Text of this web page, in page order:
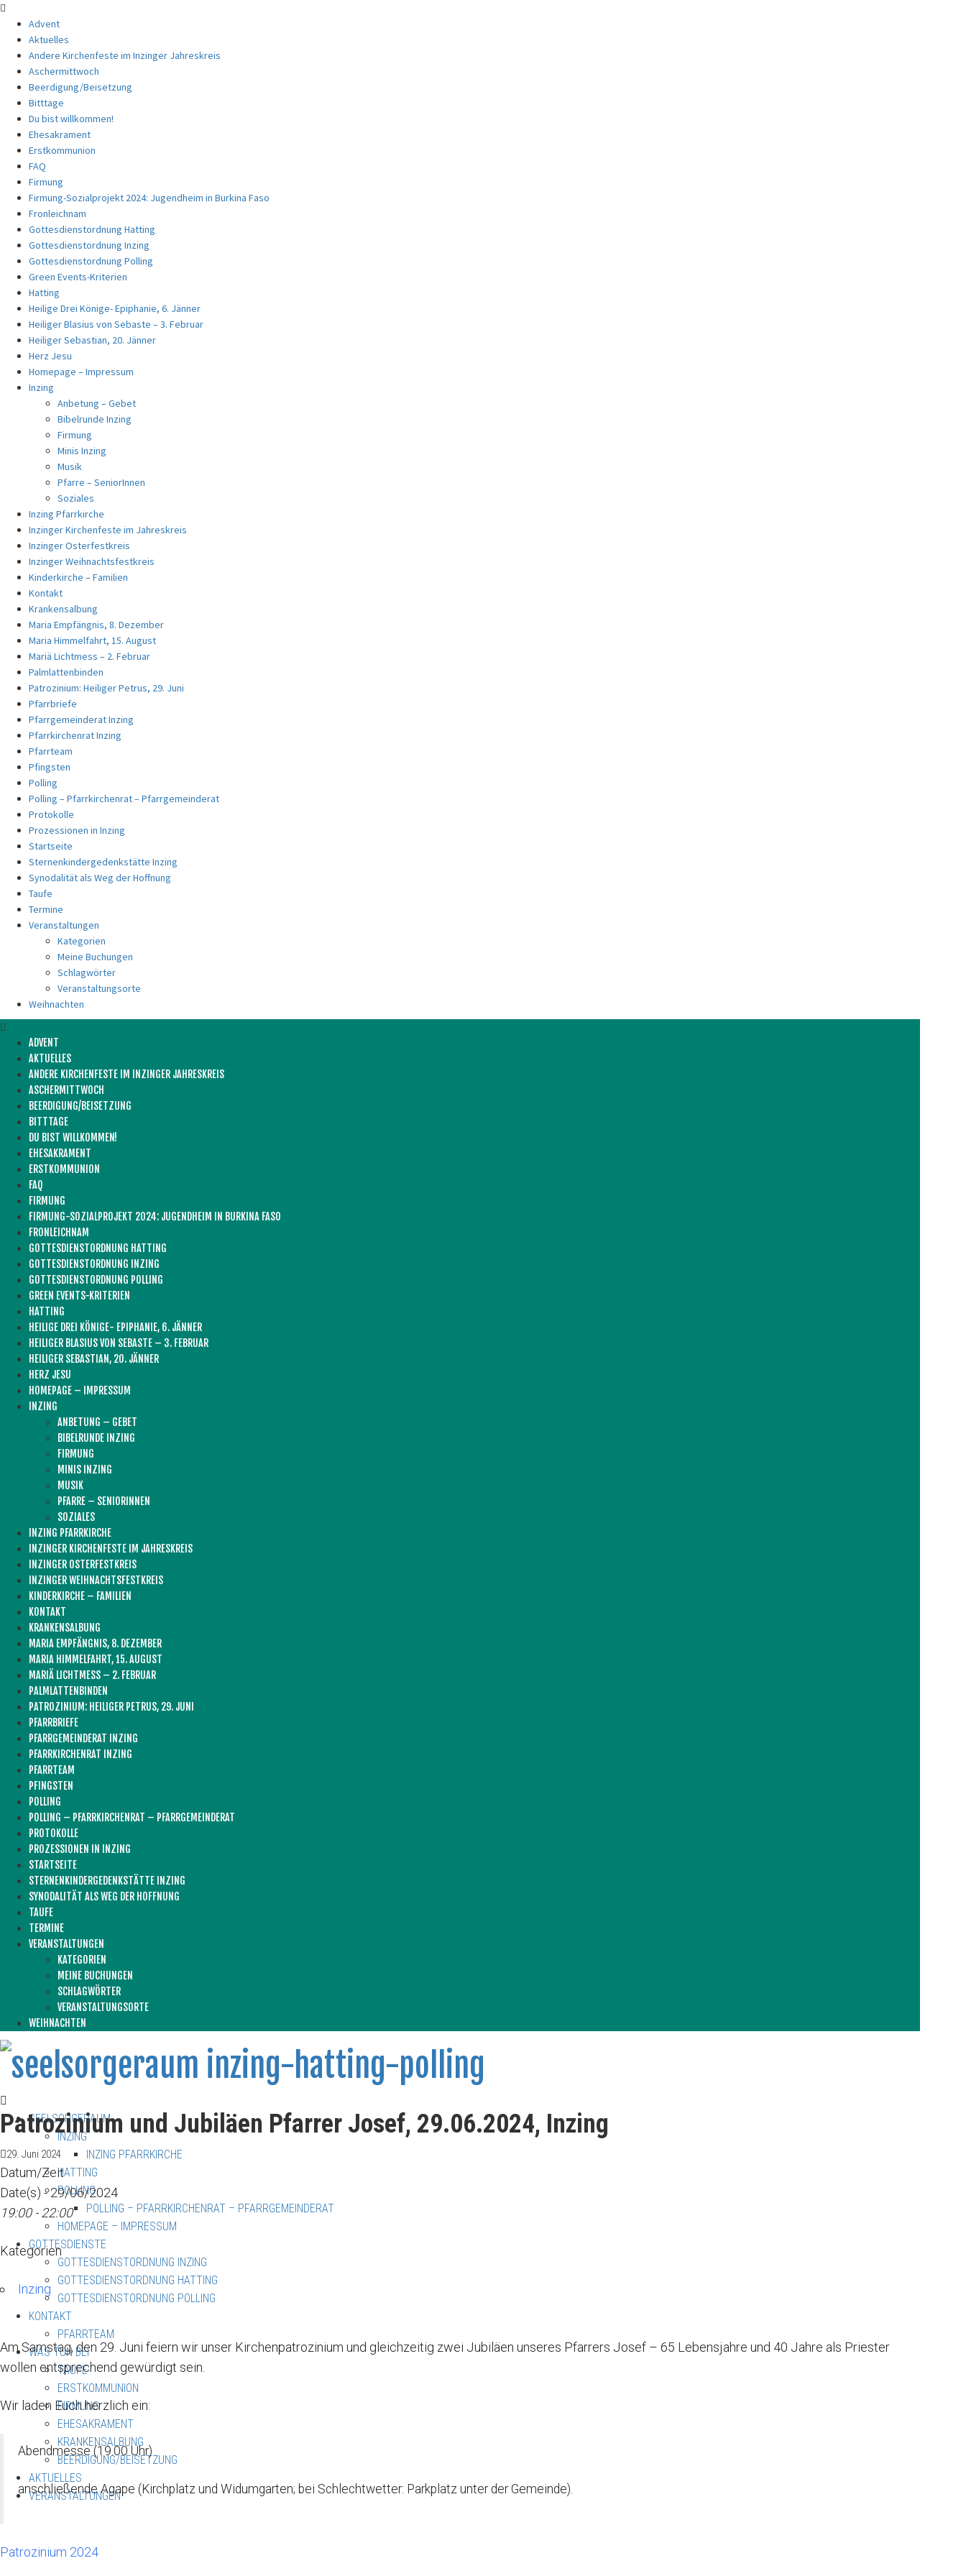
Advent
Aktuelles
Andere Kirchenfeste im Inzinger Jahreskreis
Aschermittwoch
Beerdigung/Beisetzung
Bitttage
Du bist willkommen!
Ehesakrament
Erstkommunion
FAQ
Firmung
Firmung-Sozialprojekt 2024: Jugendheim in Burkina Faso
Fronleichnam
Gottesdienstordnung Hatting
Gottesdienstordnung Inzing
Gottesdienstordnung Polling
Green Events-Kriterien
Hatting
Heilige Drei Könige- Epiphanie, 6. Jänner
Heiliger Blasius von Sebaste – 3. Februar
Heiliger Sebastian, 20. Jänner
Herz Jesu
Homepage – Impressum
Inzing
Anbetung – Gebet
Bibelrunde Inzing
Firmung
Minis Inzing
Musik
Pfarre – SeniorInnen
Soziales
Inzing Pfarrkirche
Inzinger Kirchenfeste im Jahreskreis
Inzinger Osterfestkreis
Inzinger Weihnachtsfestkreis
Kinderkirche – Familien
Kontakt
Krankensalbung
Maria Empfängnis, 8. Dezember
Maria Himmelfahrt, 15. August
Mariä Lichtmess – 2. Februar
Palmlattenbinden
Patrozinium: Heiliger Petrus, 29. Juni
Pfarrbriefe
Pfarrgemeinderat Inzing
Pfarrkirchenrat Inzing
Pfarrteam
Pfingsten
Polling
Polling – Pfarrkirchenrat – Pfarrgemeinderat
Protokolle
Prozessionen in Inzing
Startseite
Sternenkindergedenkstätte Inzing
Synodalität als Weg der Hoffnung
Taufe
Termine
Veranstaltungen
Kategorien
Meine Buchungen
Schlagwörter
Veranstaltungsorte
Weihnachten
ADVENT
AKTUELLES
ANDERE KIRCHENFESTE IM INZINGER JAHRESKREIS
ASCHERMITTWOCH
BEERDIGUNG/BEISETZUNG
BITTTAGE
DU BIST WILLKOMMEN!
EHESAKRAMENT
ERSTKOMMUNION
FAQ
FIRMUNG
FIRMUNG-SOZIALPROJEKT 2024: JUGENDHEIM IN BURKINA FASO
FRONLEICHNAM
GOTTESDIENSTORDNUNG HATTING
GOTTESDIENSTORDNUNG INZING
GOTTESDIENSTORDNUNG POLLING
GREEN EVENTS-KRITERIEN
HATTING
HEILIGE DREI KÖNIGE- EPIPHANIE, 6. JÄNNER
HEILIGER BLASIUS VON SEBASTE – 3. FEBRUAR
HEILIGER SEBASTIAN, 20. JÄNNER
HERZ JESU
HOMEPAGE – IMPRESSUM
INZING
ANBETUNG – GEBET
BIBELRUNDE INZING
FIRMUNG
MINIS INZING
MUSIK
PFARRE – SENIORINNEN
SOZIALES
INZING PFARRKIRCHE
INZINGER KIRCHENFESTE IM JAHRESKREIS
INZINGER OSTERFESTKREIS
INZINGER WEIHNACHTSFESTKREIS
KINDERKIRCHE – FAMILIEN
KONTAKT
KRANKENSALBUNG
MARIA EMPFÄNGNIS, 8. DEZEMBER
MARIA HIMMELFAHRT, 15. AUGUST
MARIÄ LICHTMESS – 2. FEBRUAR
PALMLATTENBINDEN
PATROZINIUM: HEILIGER PETRUS, 29. JUNI
PFARRBRIEFE
PFARRGEMEINDERAT INZING
PFARRKIRCHENRAT INZING
PFARRTEAM
PFINGSTEN
POLLING
POLLING – PFARRKIRCHENRAT – PFARRGEMEINDERAT
PROTOKOLLE
PROZESSIONEN IN INZING
STARTSEITE
STERNENKINDERGEDENKSTÄTTE INZING
SYNODALITÄT ALS WEG DER HOFFNUNG
TAUFE
TERMINE
VERANSTALTUNGEN
KATEGORIEN
MEINE BUCHUNGEN
SCHLAGWÖRTER
VERANSTALTUNGSORTE
WEIHNACHTEN
SEELSORGERAUM
INZING
INZING PFARRKIRCHE
HATTING
POLLING
POLLING – PFARRKIRCHENRAT – PFARRGEMEINDERAT
HOMEPAGE – IMPRESSUM
GOTTESDIENSTE
GOTTESDIENSTORDNUNG INZING
GOTTESDIENSTORDNUNG HATTING
GOTTESDIENSTORDNUNG POLLING
KONTAKT
PFARRTEAM
WAS TUN BEI
TAUFE
ERSTKOMMUNION
FIRMUNG
EHESAKRAMENT
KRANKENSALBUNG
BEERDIGUNG/BEISETZUNG
AKTUELLES
VERANSTALTUNGEN
Patrozinium und Jubiläen Pfarrer Josef, 29.06.2024, Inzing
29. Juni 2024
Datum/Zeit
Date(s) - 29/06/2024
19:00 - 22:00
Kategorien
Inzing
Am Samstag, den 29. Juni feiern wir unser Kirchenpatrozinium und gleichzeitig zwei Jubiläen unseres Pfarrers Josef – 65 Lebensjahre und 40 Jahre als Priester
wollen entsprechend gewürdigt sein.
Wir laden Euch herzlich ein:
Abendmesse (19.00 Uhr)
anschließende Agape (Kirchplatz und Widumgarten; bei Schlechtwetter: Parkplatz unter der Gemeinde).
Patrozinium 2024